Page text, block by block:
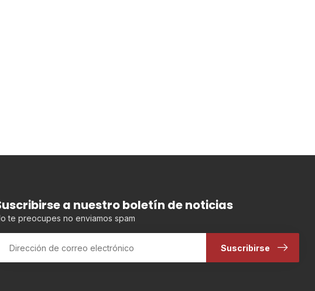
a nuestro boletín de noticias
te preocupes no enviamos spam
Suscribirse